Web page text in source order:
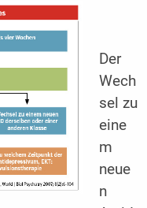
Der
Wech
sel zu
eine
m
neue
n